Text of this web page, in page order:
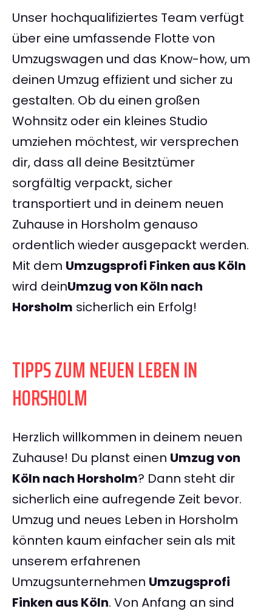
Unser hochqualifiziertes Team verfügt
über eine umfassende Flotte von
Umzugswagen und das Know-how, um
deinen Umzug effizient und sicher zu
gestalten. Ob du einen großen
Wohnsitz oder ein kleines Studio
umziehen möchtest, wir versprechen
dir, dass all deine Besitztümer
sorgfältig verpackt, sicher
transportiert und in deinem neuen
Zuhause in Horsholm genauso
ordentlich wieder ausgepackt werden.
Mit dem Umzugsprofi Finken aus Köln
wird deinUmzug von Köln nach
Horsholm sicherlich ein Erfolg!
TIPPS ZUM NEUEN LEBEN IN
HORSHOLM
Herzlich willkommen in deinem neuen
Zuhause! Du planst einen Umzug von
Köln nach Horsholm? Dann steht dir
sicherlich eine aufregende Zeit bevor.
Umzug und neues Leben in Horsholm
könnten kaum einfacher sein als mit
unserem erfahrenen
Umzugsunternehmen Umzugsprofi
Finken aus Köln. Von Anfang an sind